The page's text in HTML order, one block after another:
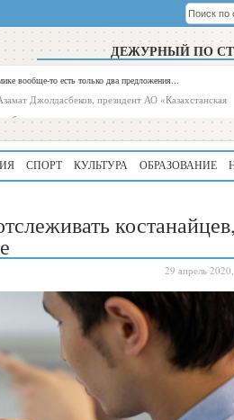
ДЕЖУРНЫЙ ПО
вообще-то есть только два предложения...
Джолдасбеков, президент АО «Казахстанская
биржа»
СПОРТ КУЛЬТУРА ОБРАЗОВАНИЕ
костанайцев,
29 апрель
339
Алматинская
область
Туркестанская
область
180
Казахстанская